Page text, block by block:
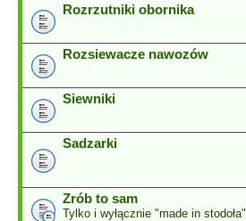
Rozrzutniki obornika
Rozsiewacze nawozów
Siewniki
Sadzarki
Zrób to sam
Tylko i wyłącznie "made in stodoła".